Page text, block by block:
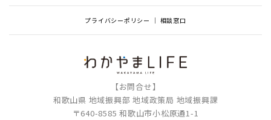
プライバシーポリシー 相談窓口
【お問合せ】
和歌山県 地域振興部 地域政策局 地域振興課
〒640-8585 和歌山市小松原通1-1